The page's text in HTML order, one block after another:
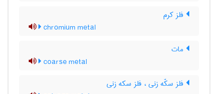
فلز کرم
chromium metal
مات
coarse metal
فلز سکّه زنی ، فلز سکه زنی